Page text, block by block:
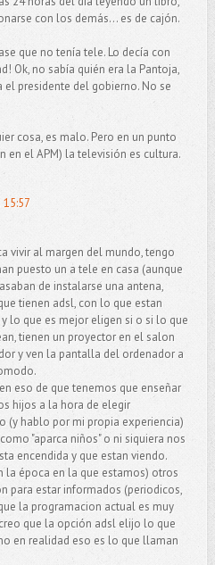
con los demás... es de cajón.
que no tenía tele. Lo decía con
Ok, no sabía quién era la Pantoja,
presidente del gobierno. No se
cosa, es malo. Pero en un punto
en el APM) la televisión es cultura.
vivir al margen del mundo, tengo
puesto un a tele en casa (aunque
de instalarse una antena,
tienen adsl, con lo que estan
lo que es mejor eligen si o si lo que
tienen un proyector en el salon
y ven la pantalla del ordenador a
eso de que tenemos que enseñar
hijos a la hora de elegir
(y hablo por mi propia experiencia)
"aparca niños" o ni siquiera nos
encendida y que estan viendo.
la época en la que estamos) otros
para estar informados (periodicos,
la programacion actual es muy
que la opción adsl elijo lo que
en realidad eso es lo que llaman